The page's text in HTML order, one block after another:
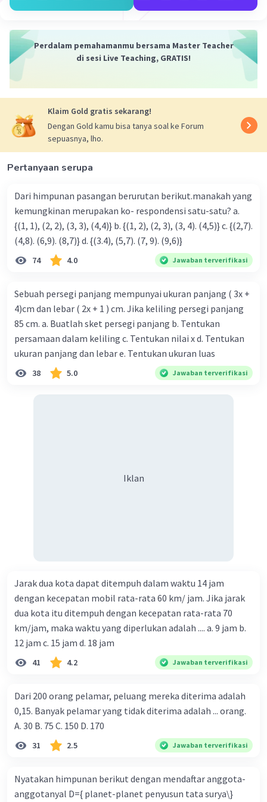
5. Karena hari pertama pada tahun ini jatuh pada hari
Kamis, dan tidak ada hari sisa yang harus ditambahkan,
jatuh pada hari Kamis.
Jadi, tanggal 19 Februari pada tahun yang sama ketika
hari pertama pada tahun tersebut jatuh pada hari Kamis
adalah hari Kamis.
Beri Rating
Perdalam pemahamanmu bersama Master Teacher
di sesi Live Teaching, GRATIS!
Klaim Gold gratis sekarang!
Dengan Gold kamu bisa tanya soal ke Forum
sepuasnya, lho.
Pertanyaan serupa
Dari himpunan pasangan berurutan berikut.manakah yang
kemungkinan merupakan ko- respondensi satu-satu? a.
{(1, 1), (2, 2), (3, 3), (4,4)} b. {(1, 2), (2, 3), (3, 4). (4,5)} c. {(2,7).
(4,8). (6,9). (8,7)} d. {(3.4), (5,7). (7, 9). (9,6)}
74 4.0 Jawaban terverifikasi
Sebuah persegi panjang mempunyai ukuran panjang ( 3x +
4)cm dan lebar ( 2x + 1 ) cm. Jika keliling persegi panjang
85 cm. a. Buatlah sket persegi panjang b. Tentukan
persamaan dalam keliling c. Tentukan nilai x d. Tentukan
ukuran panjang dan lebar e. Tentukan ukuran luas
38 5.0 Jawaban terverifikasi
Iklan
Jarak dua kota dapat ditempuh dalam waktu 14 jam
dengan kecepatan mobil rata-rata 60 km/ jam. Jika jarak
dua kota itu ditempuh dengan kecepatan rata-rata 70
km/jam, maka waktu yang diperlukan adalah .... a. 9 jam b.
12 jam c. 15 jam d. 18 jam
41 4.2 Jawaban terverifikasi
Dari 200 orang pelamar, peluang mereka diterima adalah
0,15. Banyak pelamar yang tidak diterima adalah ... orang.
A. 30 B. 75 C. 150 D. 170
31 2.5 Jawaban terverifikasi
Nyatakan himpunan berikut dengan mendaftar anggota-
anggotanyal D={ planet-planet penyusun tata surya\}